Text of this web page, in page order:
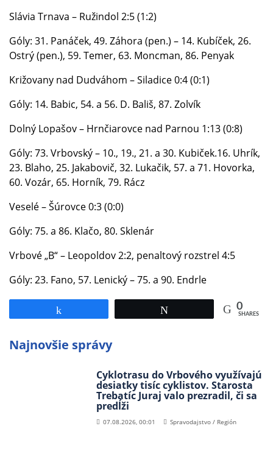
Slávia Trnava – Ružindol 2:5 (1:2)
Góly: 31. Panáček, 49. Záhora (pen.) – 14. Kubíček, 26.
Ostrý (pen.), 59. Temer, 63. Moncman, 86. Penyak
Križovany nad Dudváhom – Siladice 0:4 (0:1)
Góly: 14. Babic, 54. a 56. D. Bališ, 87. Zolvík
Dolný Lopašov – Hrnčiarovce nad Parnou 1:13 (0:8)
Góly: 73. Vrbovský – 10., 19., 21. a 30. Kubiček.16. Uhrík,
23. Blaho, 25. Jakabovič, 32. Lukačik, 57. a 71. Hovorka,
60. Vozár, 65. Horník, 79. Rácz
Veselé – Šúrovce 0:3 (0:0)
Góly: 75. a 86. Klačo, 80. Sklenár
Vrbové „B“ – Leopoldov 2:2, penaltový rozstrel 4:5
Góly: 23. Fano, 57. Lenický – 75. a 90. Endrle
0
SHARES
Najnovšie správy
Cyklotrasu do Vrbového využívajú
desiatky tisíc cyklistov. Starosta
Trebatíc Juraj valo prezradil, či sa
predĺži
07.08.2026, 00:01 Spravodajstvo / Región